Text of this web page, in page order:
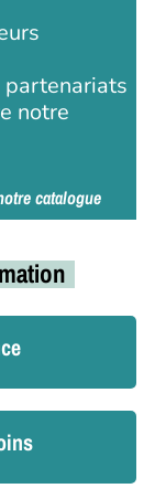
partenariats
notre
catalogue